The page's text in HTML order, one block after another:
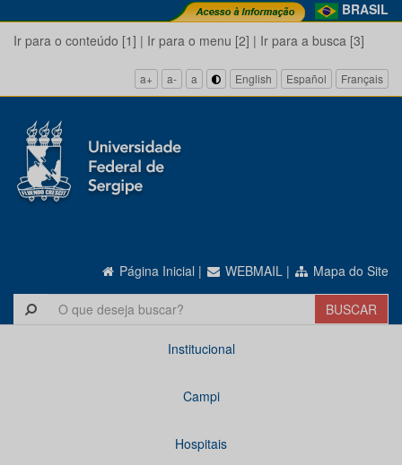
BRASIL
Ir para o conteúdo [1] | Ir para o menu [2] | Ir para a busca [3]
a+ a- a English Español Français
Página Inicial | WEBMAIL | Mapa do Site
Institucional
Campi
Hospitais